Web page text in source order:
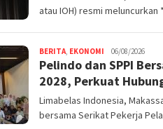
atau IOH) resmi
BERITA, EKONOMI admin
06/08/2026
Pelindo dan SPPI
2028, Perkuat
Limabelas Indonesia,
bersama Serikat Pekerja